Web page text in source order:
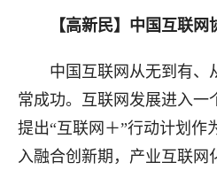
【高新民】中国互联
中国互联网 从无到有、
常成功。互联网发展进入一
提出“互联网＋”行动计划作
入融合创新期，产业互联网